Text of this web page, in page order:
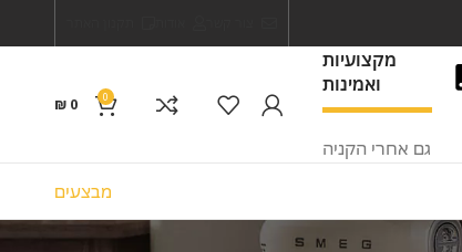
מקצועיות
ואמינות
גם אחרי הקניה
0
₪0
מבצעים